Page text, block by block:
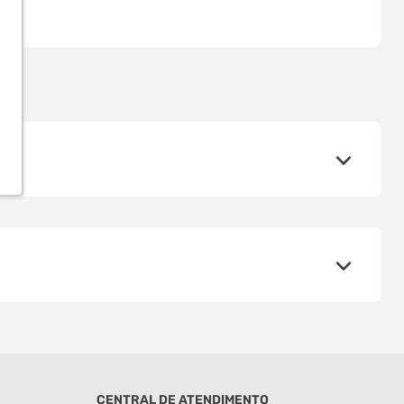
CENTRAL DE ATENDIMENTO